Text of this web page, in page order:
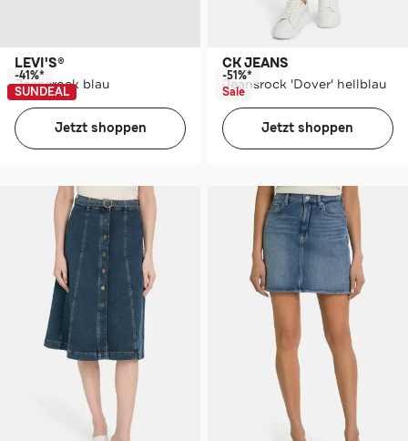
LEVI'S®
Jeansrock blau
-41%*
SUNDEAL
Jetzt shoppen
CK JEANS
Jeansrock 'Dover' hellblau
-51%*
Sale
Jetzt shoppen